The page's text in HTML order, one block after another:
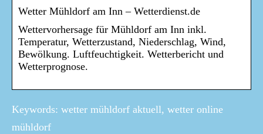
Wetter Mühldorf am Inn – Wetterdienst.de
Wettervorhersage für Mühldorf am Inn inkl.
Temperatur, Wetterzustand, Niederschlag, Wind,
Bewölkung. Luftfeuchtigkeit. Wetterbericht und
Wetterprognose.
Keywords: wetter mühldorf aktuell, wetter online
mühldorf